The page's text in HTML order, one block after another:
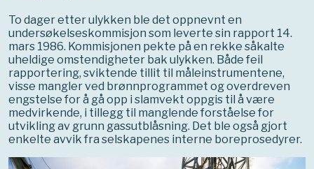
To dager etter ulykken ble det oppnevnt en
undersøkelseskommisjon som leverte sin rapport 14.
mars 1986. Kommisjonen pekte på en rekke såkalte
uheldige omstendigheter bak ulykken. Både feil
rapportering, sviktende tillit til måleinstrumentene,
visse mangler ved brønnprogrammet og overdreven
engstelse for å gå opp i slamvekt oppgis til å være
medvirkende, i tillegg til manglende forståelse for
utvikling av grunn gassutblåsning. Det ble også gjort
enkelte avvik fra selskapenes interne boreprosedyrer.